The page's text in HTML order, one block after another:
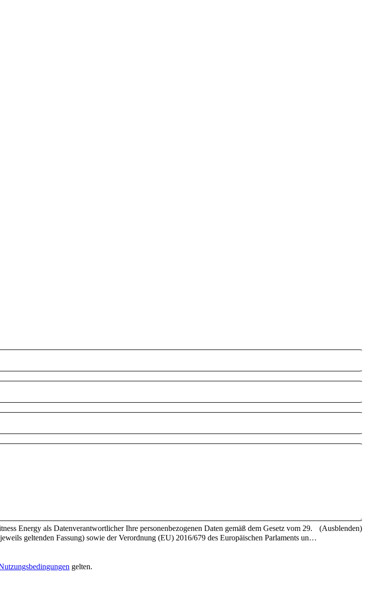
Energy als Datenverantwortlicher Ihre personenbezogenen Daten gemäß dem Gesetz vom 29.
geltenden Fassung) sowie der Verordnung (EU) 2016/679 des Europäischen Parlaments und
Daten und über den freien Datenverkehr („DSGVO“) verarbeitet.
(Ausblenden)
gelten.